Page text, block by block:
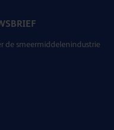
de smeermiddelenindustrie